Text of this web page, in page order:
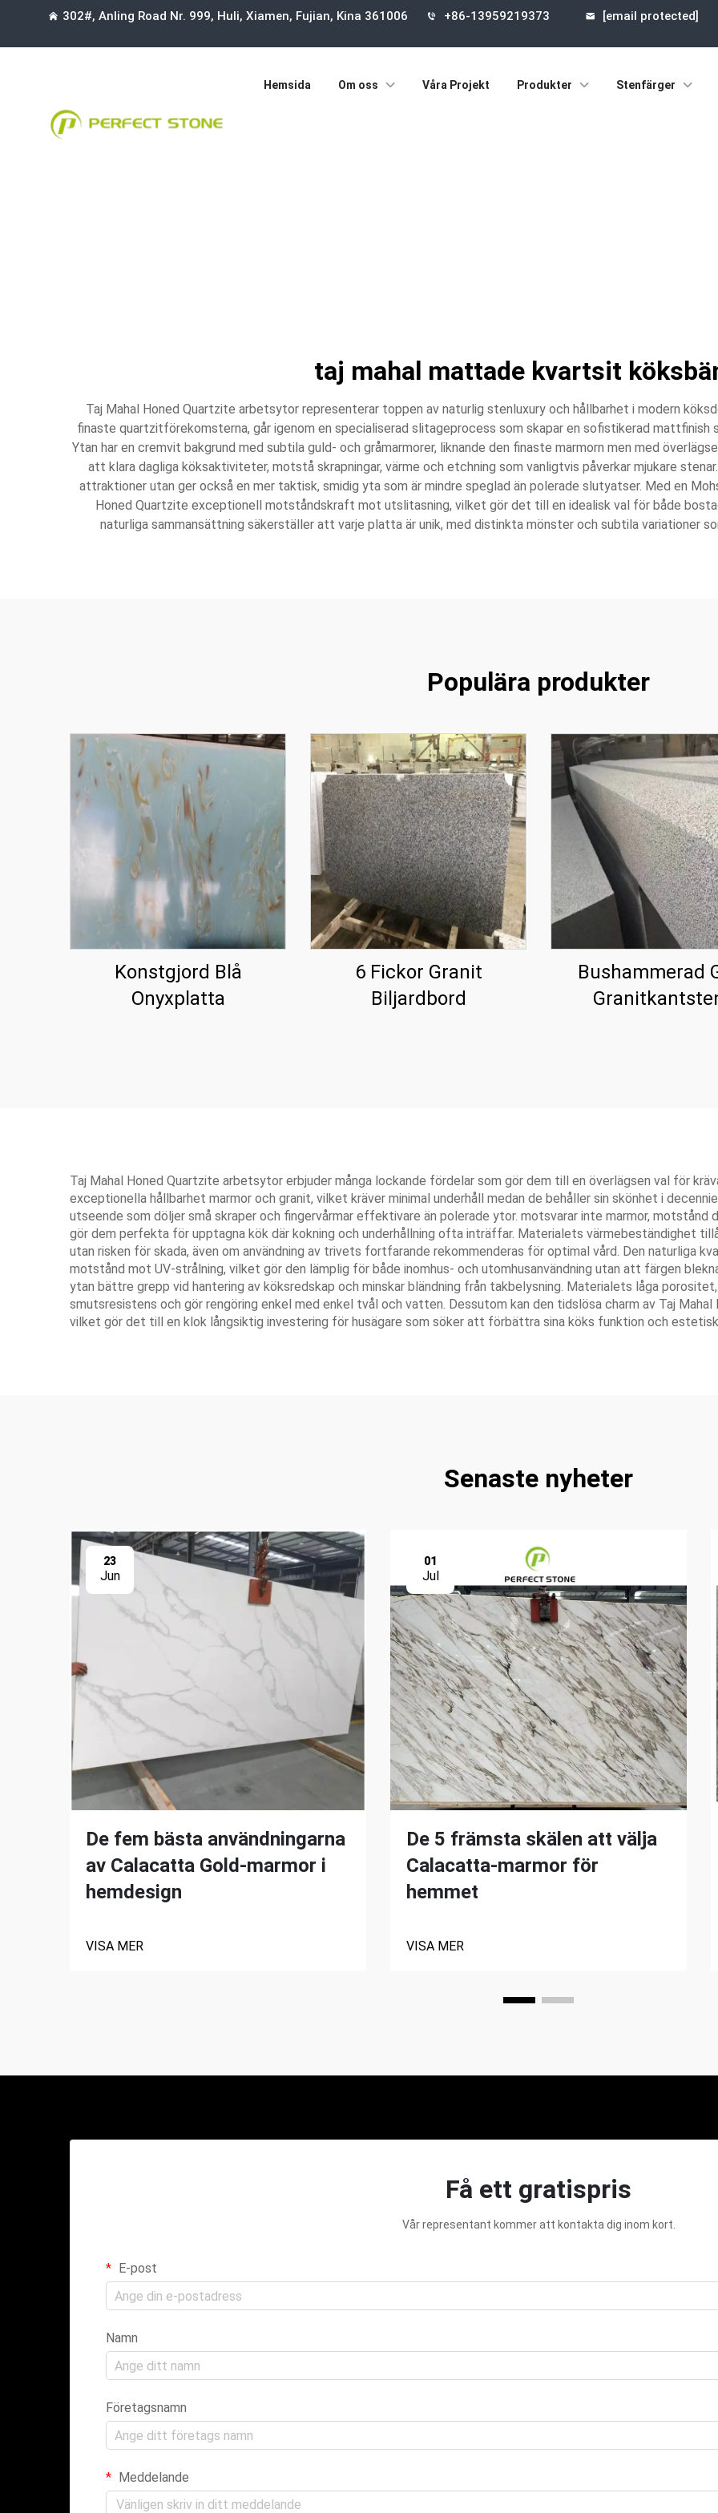
302#, Anling Road Nr. 999, Huli, Xiamen, Fujian, Kina 361006 +86-13959219373 [email protected]
Hemsida Om oss Våra Projekt Produkter Stenfärger
taj mahal mattade kvartsit
Taj Mahal Honed Quartzite arbetsytor representerar toppen av naturlig stenluxury och hållbarhet i modern
finaste quartzitförekomsterna, går igenom en specialiserad slitageprocess som skapar en sofistikerad mattfinish
Ytan har en cremvit bakgrund med subtila guld- och gråmarmorer, liknande den finaste marmorn men med
att klara dagliga köksaktiviteter, motstå skrapningar, värme och etchning som vanligtvis påverkar mjukare
attraktioner utan ger också en mer taktisk, smidig yta som är mindre speglad än polerade slutyatser. Med en
Honed Quartzite exceptionell motståndskraft mot utslitasning, vilket gör det till en idealisk val för både
naturliga sammansättning säkerställer att varje platta är unik, med distinkta mönster och subtila variationer
Populära produkter
Konstgjord Blå
Onyxplatta
6 Fickor Granit
Biljardbord
Bushammerad
Taj Mahal Honed Quartzite arbetsytor erbjuder många lockande fördelar som gör dem till en överlägsen val för
exceptionella hållbarhet marmor och granit, vilket kräver minimal underhåll medan de behåller sin skönhet i
utseende som döljer små skraper och fingervårmar effektivare än polerade ytor. motsvarar inte marmor, motstånd
gör dem perfekta för upptagna kök där kokning och underhållning ofta inträffar. Materialets värmebeständighet
utan risken för skada, även om användning av trivets fortfarande rekommenderas för optimal vård. Den naturliga
motstånd mot UV-strålning, vilket gör den lämplig för både inomhus- och utomhusanvändning utan att färgen
ytan bättre grepp vid hantering av köksredskap och minskar bländning från takbelysning. Materialets låga
smutsresistens och gör rengöring enkel med enkel tvål och vatten. Dessutom kan den tidslösa charm av Taj
vilket gör det till en klok långsiktig investering för husägare som söker att förbättra sina köks funktion och
Senaste nyheter
23
Jun
De fem bästa användningarna
av Calacatta Gold-marmor i
hemdesign
VISA MER
01
Jul
De 5 främsta skälen att välja
Calacatta-marmor för
hemmet
VISA MER
Få ett gratispris
Vår representant kommer att kontakta dig inom kort.
E-post
Namn
Företagsnamn
Meddelande